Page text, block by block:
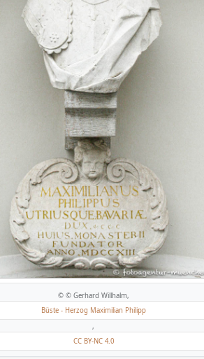
© © Gerhard Willhalm,
Büste - Herzog Maximilian Philipp
,
CC BY-NC 4.0